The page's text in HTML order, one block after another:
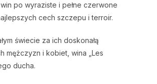
po wyraziste i pełne czerwone
cech szczepu i terroir.
świecie za ich doskonałą
mężczyzn i kobiet, wina „Les
ducha.